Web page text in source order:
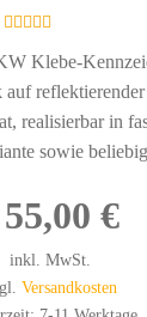
5.00von 5
Klebe-
realisierbar in
sowie
55,00 €
inkl. MwSt.
Versandkosten